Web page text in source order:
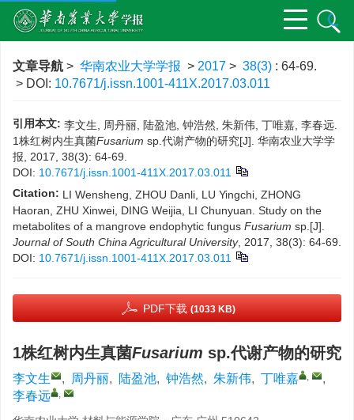
文章导航 > 华南农业大学学报 > 2017 > 38(3) : 64-69.
> DOI: 10.7671/j.issn.1001-411X.2017.03.011
引用本文: 李文生, 周丹丽, 陆盈池, 钟浩然, 朱新伟, 丁唯嘉, 李春远.
1株红树内生真菌Fusarium sp.代谢产物的研究[J]. 华南农业大学学
报, 2017, 38(3): 64-69.
DOI: 10.7671/j.issn.1001-411X.2017.03.011
Citation: LI Wensheng, ZHOU Danli, LU Yingchi, ZHONG
Haoran, ZHU Xinwei, DING Weijia, LI Chunyuan. Study on the
metabolites of a mangrove endophytic fungus Fusarium sp.[J].
Journal of South China Agricultural University, 2017, 38(3): 64-69.
DOI: 10.7671/j.issn.1001-411X.2017.03.011
PDF下载 (1033 KB)
1株红树内生真菌Fusarium sp.代谢产物的研究
李文生 , 周丹丽, 陆盈池, 钟浩然, 朱新伟, 丁唯嘉 ,
,
李春远
,